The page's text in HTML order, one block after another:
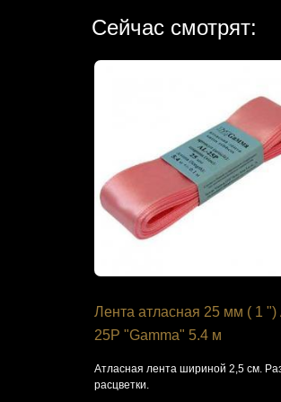
Сейчас смотрят:
Лента атласная 25 мм ( 1 ")
25P "Gamma" 5.4 м
Атласная лента шириной 2,5 см.
расцветки.